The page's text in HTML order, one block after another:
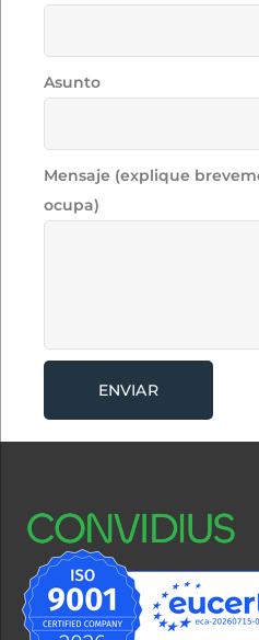
Asunto
Mensaje (explique
ocupa)